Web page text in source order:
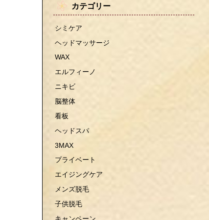
カテゴリー
シミケア
ヘッドマッサージ
WAX
エルフィーノ
ニキビ
脳整体
看板
ヘッドスパ
3MAX
プライベート
エイジングケア
メンズ脱毛
子供脱毛